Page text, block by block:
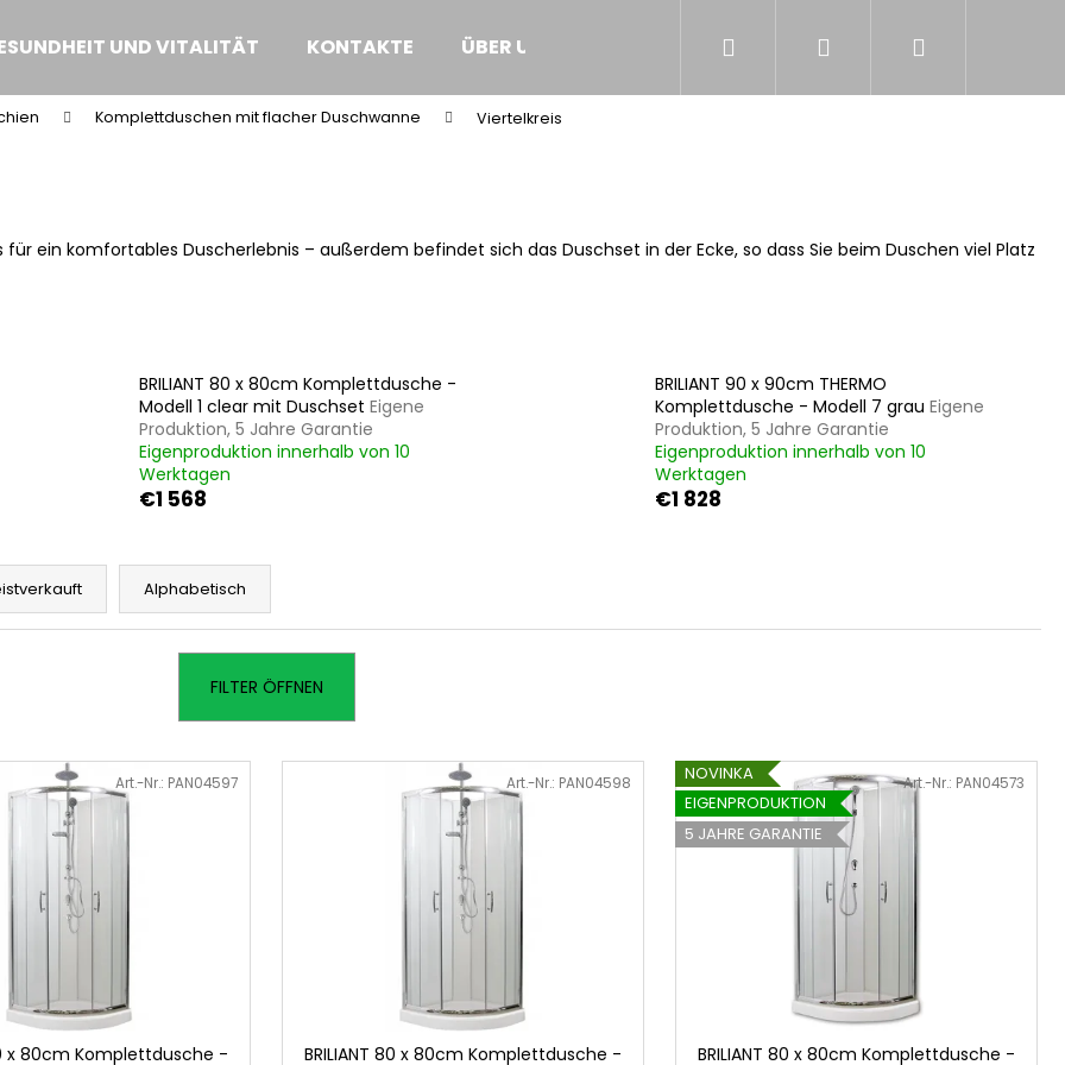
UND VITALITÄT KONTAKTE ÜBER UNS Suchen
Komplettduschen mit flacher Duschwanne Viertelkreis
ein komfortables Duscherlebnis – außerdem befindet sich das Duschset in der Ecke, so dass Sie beim Duschen viel Platz
BRILIANT 80 x 80cm Komplettdusche -
Modell 1 clear mit Duschset Eigene
Produktion, 5 Jahre Garantie
Eigenproduktion innerhalb von 10
Werktagen
€1 568
BRILIANT 90 x 90cm THERMO
Komplettdusche - Modell 7 grauEigene
Produktion, 5 Jahre Garantie
Eigenproduktion innerhalb von 10
Werktagen
€1 828
Alphabetisch
FILTER ÖFFNEN
x 80cm Komplettdusche -
Art.-Nr.: PAN04597
BRILIANT 80 x 80cm Komplettdusche -
Art.-Nr.: PAN04598
NOVINKA
EIGENPRODUKTION
5 JAHRE GARANTIE
BRILIANT 80 x 80cm Komplettdusche -
Art.-Nr.: PAN04573
Was suchen Sie?